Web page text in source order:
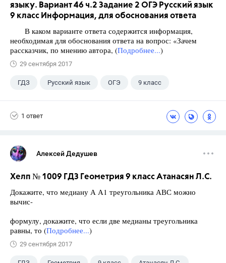
языку. Вариант 46 ч.2 Задание 2 ОГЭ Русский язык
9 класс Информация, для обоснования ответа
В каком варианте ответа содержится информация,
необходимая для обоснования ответа на вопрос: «Зачем
рассказчик, по мнению автора, (Подробнее...)
29 сентября 2017
ГДЗ Русский язык ОГЭ 9 класс
1 ответ
Алексей Дедушев
Хелп № 1009 ГДЗ Геометрия 9 класс Атанасян Л.С.
Докажите, что медиану А А1 треугольника АВС можно
вычис-
формулу, докажите, что если две медианы треугольника
равны, то (Подробнее...)
29 сентября 2017